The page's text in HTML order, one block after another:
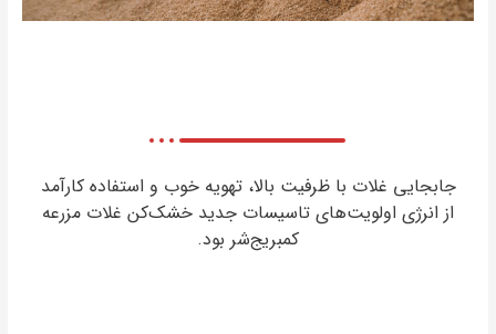
جابجایی غلات با ظرفیت بالا، تهویه خوب و استفاده کارآمد
از انرژی اولویت‌های تاسیسات جدید خشک‌کن غلات مزرعه
کمبریج‌شر بود.